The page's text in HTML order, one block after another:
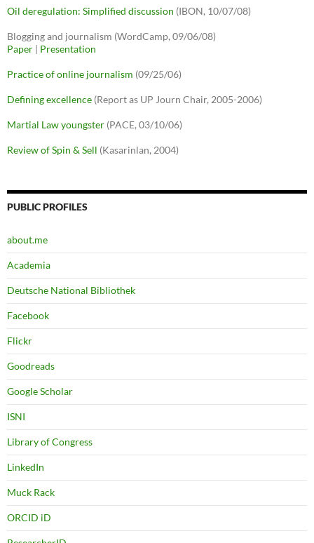
Oil deregulation: Simplified discussion (IBON, 10/07/08)
Blogging and journalism (WordCamp, 09/06/08)
Paper | Presentation
Practice of online journalism (09/25/06)
Defining excellence (Report as UP Journ Chair, 2005-2006)
Martial Law youngster (PACE, 03/10/06)
Review of Spin & Sell (Kasarinlan, 2004)
PUBLIC PROFILES
about.me
Academia
Deutsche National Bibliothek
Facebook
Flickr
Goodreads
Google Scholar
ISNI
Library of Congress
LinkedIn
Muck Rack
ORCID iD